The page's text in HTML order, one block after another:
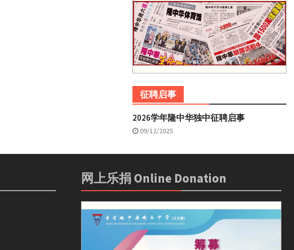
征聘启事
2026学年隆中华独中征聘启事
09/12/2025
网上乐捐 Online Donation